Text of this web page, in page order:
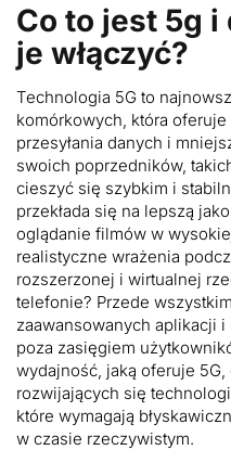
Co to jest 5g
je włączyć?
Technologia 5G to
komórkowych, która
przesyłania danych i
swoich poprzedników,
cieszyć się szybkim i
przekłada się na lepszą
oglądanie filmów w
realistyczne wrażenia
rozszerzonej i wirtualnej
telefonie? Przede
zaawansowanych aplikacji i
poza zasięgiem
wydajność, jaką oferuje
rozwijających się
które wymagają
w czasie rzeczywistym.